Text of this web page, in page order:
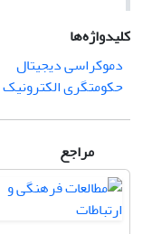
کلیدواژه‌ها
دموکراسی دیجیتال
حکومتگری الکترونیک
مراجع